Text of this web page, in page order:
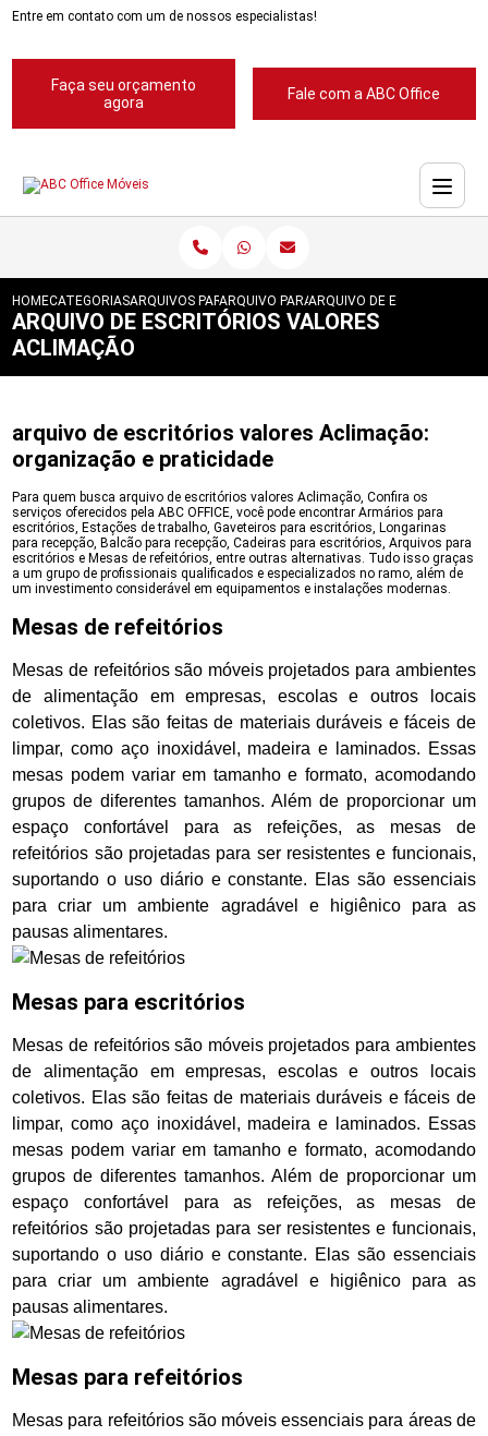
Entre em contato com um de nossos especialistas!
Faça seu orçamento
agora
Fale com a ABC Office
HOMECATEGORIASARQUIVOS PARA ESCRITORIOS
ARQUIVO PARA ESCRITORIOS PASTA
ARQUIVO DE ESCRITORIOS
ARQUIVO DE ESCRITÓRIOS VALORES
ACLIMAÇÃO
arquivo de escritórios valores Aclimação:
organização e praticidade
Para quem busca arquivo de escritórios valores Aclimação, Confira os
serviços oferecidos pela ABC OFFICE, você pode encontrar Armários para
escritórios, Estações de trabalho, Gaveteiros para escritórios, Longarinas
para recepção, Balcão para recepção, Cadeiras para escritórios, Arquivos para
escritórios e Mesas de refeitórios, entre outras alternativas. Tudo isso graças
a um grupo de profissionais qualificados e especializados no ramo, além de
um investimento considerável em equipamentos e instalações modernas.
Mesas de refeitórios
Mesas de refeitórios são móveis projetados para ambientes
de alimentação em empresas, escolas e outros locais
coletivos. Elas são feitas de materiais duráveis e fáceis de
limpar, como aço inoxidável, madeira e laminados. Essas
mesas podem variar em tamanho e formato, acomodando
grupos de diferentes tamanhos. Além de proporcionar um
espaço confortável para as refeições, as mesas de
refeitórios são projetadas para ser resistentes e funcionais,
suportando o uso diário e constante. Elas são essenciais
para criar um ambiente agradável e higiênico para as
pausas alimentares.
Mesas para escritórios
Mesas de refeitórios são móveis projetados para ambientes
de alimentação em empresas, escolas e outros locais
coletivos. Elas são feitas de materiais duráveis e fáceis de
limpar, como aço inoxidável, madeira e laminados. Essas
mesas podem variar em tamanho e formato, acomodando
grupos de diferentes tamanhos. Além de proporcionar um
espaço confortável para as refeições, as mesas de
refeitórios são projetadas para ser resistentes e funcionais,
suportando o uso diário e constante. Elas são essenciais
para criar um ambiente agradável e higiênico para as
pausas alimentares.
Mesas para refeitórios
Mesas para refeitórios são móveis essenciais para áreas de